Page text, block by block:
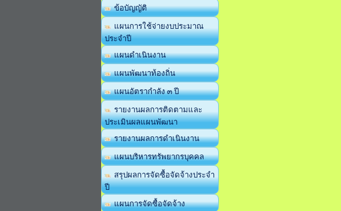
ข้อบัญญัติ
แผนการใช้จ่ายงบประมาณ
ประจำปี
แผนดำเนินงาน
แผนพัฒนาท้องถิ่น
แผนอัตรากำลัง ๓ ปี
รายงานผลการติดตามและ
ประเมินผลแผนพัฒนา
รายงานผลการดำเนินงาน
แผนบริหารทรัพยากรบุคคล
สรุปผลการจัดซื้อจัดจ้างประจำ
ปี
แผนการจัดซื้อจัดจ้าง